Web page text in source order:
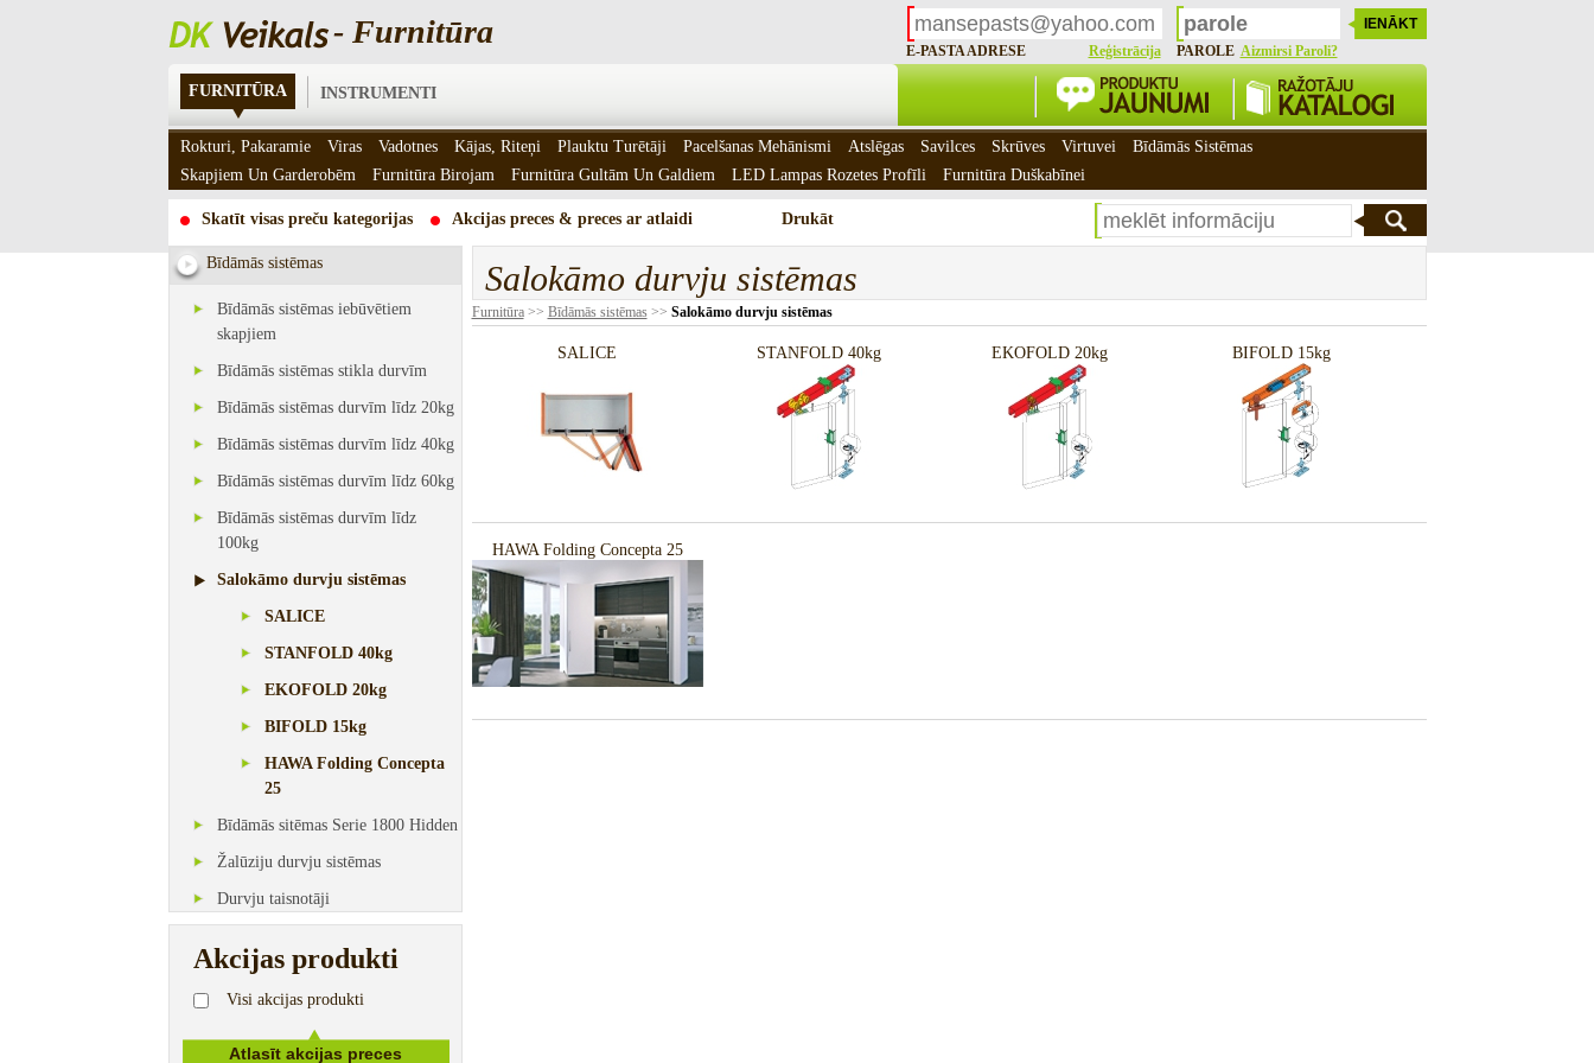
- Furnitūra
E-PASTA ADRESE Reģistrācija PAROLE Aizmirsi Paroli?
FURNITŪRA INSTRUMENTI
Skatīt visas preču kategorijas Akcijas preces & preces ar atlaidi Drukāt
Bīdāmās sistēmas
Bīdāmās sistēmas iebūvētiem
skapjiem
Bīdāmās sistēmas stikla durvīm
Bīdāmās sistēmas durvīm līdz 20kg
Bīdāmās sistēmas durvīm līdz 40kg
Bīdāmās sistēmas durvīm līdz 60kg
Bīdāmās sistēmas durvīm līdz
100kg
Salokāmo durvju sistēmas
SALICE
STANFOLD 40kg
EKOFOLD 20kg
BIFOLD 15kg
HAWA Folding Concepta
25
Bīdāmās sitēmas Serie 1800 Hidden
Žalūziju durvju sistēmas
Durvju taisnotāji
Akcijas produkti
Visi akcijas produkti
Salokāmo durvju sistēmas
Furnitūra>> Bīdāmās sistēmas>> Salokāmo durvju sistēmas
SALICE STANFOLD 40kg EKOFOLD 20kg BIFOLD 15kg
HAWA Folding Concepta 25
Rokturi, Pakaramie Viras Vadotnes Kājas, Riteņi Plauktu Turētāji Pacelšanas Mehānismi Atslēgas Savilces Skrūves Virtuvei
Bīdāmās Sistēmas
Skapjiem Un Garderobēm
Furnitūra Birojam Furnitūra Gultām Un Galdiem LED Lampas Rozetes Profīli Furnitūra Duškabīnei